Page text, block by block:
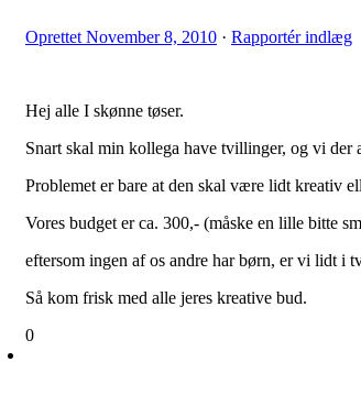
Oprettet November 8, 2010 · Rapportér indlæg
Hej alle I skønne tøser.
Snart skal min kollega have tvillinger, og vi
Problemet er bare at den skal være lidt kreativ
Vores budget er ca. 300,- (måske en lille bitte
eftersom ingen af os andre har børn, er vi lidt i
Så kom frisk med alle jeres kreative bud.
0